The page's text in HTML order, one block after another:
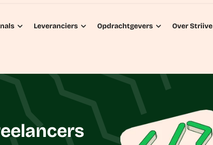
Leveranciers Opdrachtgevers Over Striive